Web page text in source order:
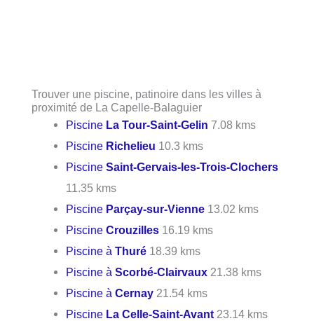
Trouver une piscine, patinoire dans les villes à
proximité de La Capelle-Balaguier
Piscine La Tour-Saint-Gelin 7.08 kms
Piscine Richelieu 10.3 kms
PiscineSaint-Gervais-les-Trois-Clochers
11.35 kms
Piscine Parçay-sur-Vienne 13.02 kms
PiscineCrouzilles 16.19 kms
Piscine àThuré 18.39 kms
Piscine àScorbé-Clairvaux 21.38 kms
Piscine àCernay 21.54 kms
Piscine La Celle-Saint-Avant 23.14 kms